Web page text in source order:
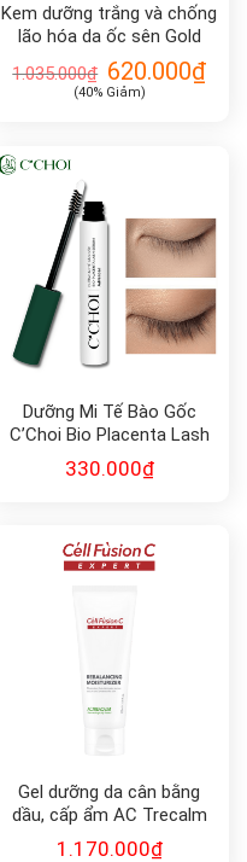
Kem dưỡng trắng và chống
lão hóa da ốc sên Gold
Energy Snail Synergy Gold
Snail Cream 50ml
1.035.000₫ 620.000₫
(40% Giảm)
Dưỡng Mi Tế Bào Gốc
C’Choi Bio Placenta Lash
Serum
330.000₫
Gel dưỡng da cân bằng
dầu, cấp ẩm AC Trecalm
Cell Fushion C
1.170.000₫